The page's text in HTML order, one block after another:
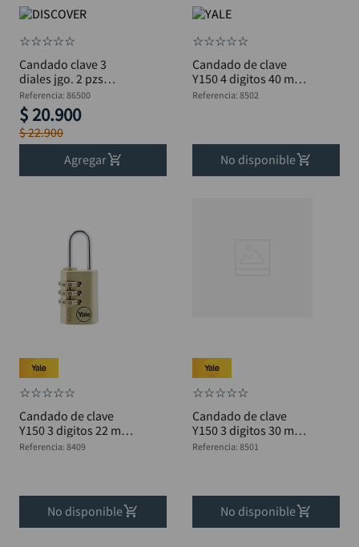
☆☆☆☆☆
Candado clave 3
diales jgo. 2 pzs
DISCOVER
Referencia: 86500
$ 20.900
$22.900
Agregar
☆☆☆☆☆
Candado de clave
Y150 4 digitos 40 mm
B YALE
Referencia: 8502
No disponible
☆☆☆☆☆
Candado de clave
Y150 3 digitos 22 mm
B YALE
Referencia: 8409
No disponible
☆☆☆☆☆
Candado de clave
Y150 3 digitos 30 mm
B YALE
Referencia: 8501
No disponible